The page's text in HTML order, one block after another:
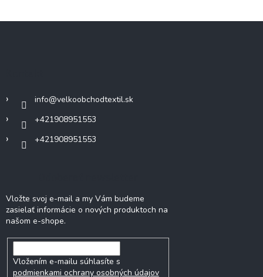
info@velkoobchodtextil.sk
+421908951553
+421908951553
Vložte svoj e-mail a my Vám budeme
zasielať informácie o nových produktoch na
našom e-shope.
Vložením e-mailu súhlasíte s
podmienkami ochrany osobných údajov